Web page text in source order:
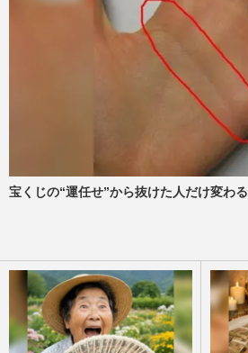
宝くじの“運任せ”から抜けた人だけ変わる